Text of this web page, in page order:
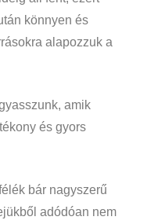
könnyen és
alapozzuk a
amik
és gyors
bár nagyszerű
adódóan nem